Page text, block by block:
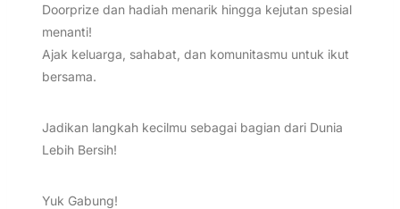
Doorprize dan hadiah menarik hingga kejutan spesial
menanti!
Ajak keluarga, sahabat, dan komunitasmu untuk ikut
bersama.
Jadikan langkah kecilmu sebagai bagian dari Dunia
Lebih Bersih!
Yuk Gabung!